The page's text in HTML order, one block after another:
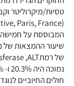
המבוססת על חמישה